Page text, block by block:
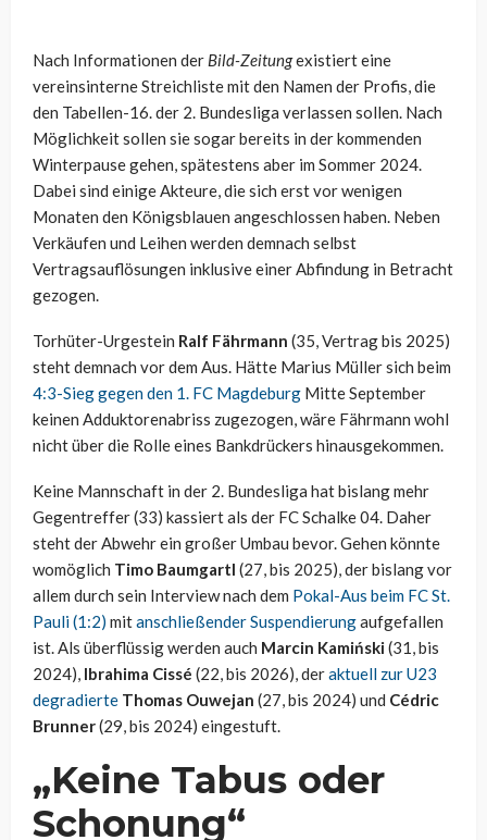
Nach Informationen der Bild-Zeitungexistiert eine
vereinsinterne Streichliste mit den Namen der Profis, die
den Tabellen-16. der 2. Bundesliga verlassen sollen. Nach
Möglichkeit sollen sie sogar bereits in der kommenden
Winterpause gehen, spätestens aber im Sommer 2024.
Dabei sind einige Akteure, die sich erst vor wenigen
Monaten den Königsblauen angeschlossen haben. Neben
Verkäufen und Leihen werden demnach selbst
Vertragsauflösungen inklusive einer Abfindung in Betracht
gezogen.
Torhüter-Urgestein Ralf Fährmann (35, Vertrag bis 2025)
steht demnach vor dem Aus. Hätte Marius Müller sich beim
4:3-Sieg gegen den 1. FC Magdeburg Mitte September
keinen Adduktorenabriss zugezogen, wäre Fährmann wohl
nicht über die Rolle eines Bankdrückers hinausgekommen.
Keine Mannschaft in der 2. Bundesliga hat bislang mehr
Gegentreffer (33) kassiert als der FC Schalke 04. Daher
steht der Abwehr ein großer Umbau bevor. Gehen könnte
womöglich Timo Baumgartl (27, bis 2025), der bislang vor
allem durch sein Interview nach dem Pokal-Aus beim FC St.
Pauli (1:2) mitanschließender Suspendierungaufgefallen
ist. Als überflüssig werden auch Marcin Kamiński(31, bis
2024), Ibrahima Cissé (22, bis 2026), deraktuell zur U23
degradierte Thomas Ouwejan (27, bis 2024) und Cédric
Brunner(29, bis 2024) eingestuft.
„Keine Tabus oder
Schonung“